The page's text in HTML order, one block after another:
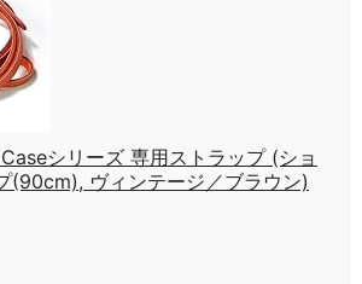
シリーズ 専用ストラップ (ショ
(90cm), ヴィンテージ／ブラウン)